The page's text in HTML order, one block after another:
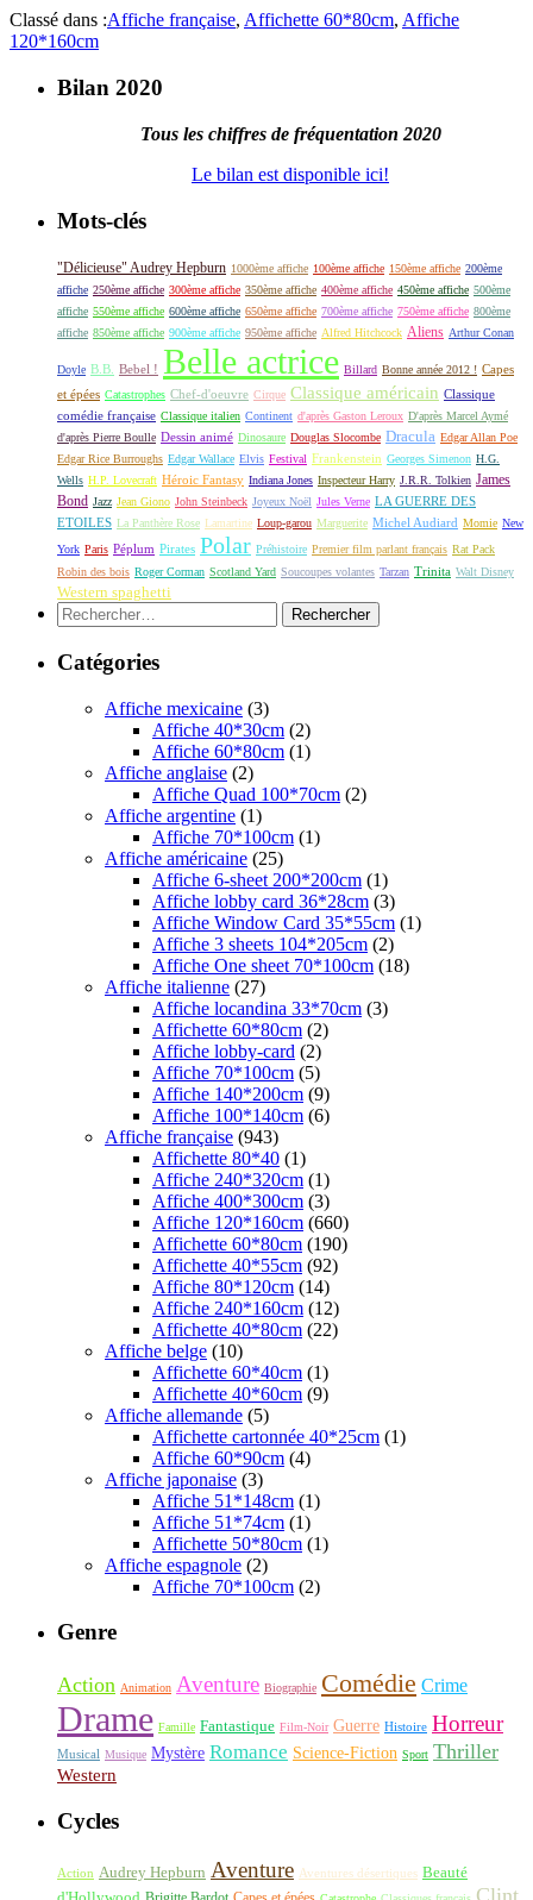
Classé dans :Affiche française, Affichette 60*80cm, Affiche
120*160cm
Bilan 2020
Tous les chiffres de fréquentation 2020
Le bilan est disponible ici!
Mots-clés
"Délicieuse" Audrey Hepburn 1000ème affiche 100ème affiche 150ème affiche 200ème
affiche 250ème affiche 300ème affiche 350ème affiche 400ème affiche 450ème affiche 500ème
affiche 550ème affiche 600ème affiche 650ème affiche 700ème affiche 750ème affiche 800ème
affiche 850ème affiche 900ème affiche 950ème affiche Alfred Hitchcock Aliens Arthur Conan
Doyle B.B. Bebel ! Belle actrice Billard Bonne année 2012 ! Capes
et épées Catastrophes Chef-d'oeuvre Cirque Classique américain Classique
comédie française Classique italien Continent d'après Gaston Leroux D'après Marcel Aymé
d'après Pierre Boulle Dessin animé Dinosaure Douglas Slocombe Dracula Edgar Allan Poe
Edgar Rice Burroughs Edgar Wallace Elvis Festival Frankenstein Georges Simenon H.G.
Wells H.P. Lovecraft Héroic Fantasy Indiana Jones Inspecteur Harry J.R.R. Tolkien James
Bond Jazz Jean Giono John Steinbeck Joyeux Noël Jules Verne LA GUERRE DES
ETOILES La Panthère Rose Lamartine Loup-garou Marguerite Michel Audiard Momie New
York Paris Péplum Pirates Polar Préhistoire Premier film parlant français Rat Pack
Robin des bois Roger Corman Scotland Yard Soucoupes volantes Tarzan Trinita Walt Disney
Western spaghetti
Rechercher :
Catégories
Affiche mexicaine (3)
Affiche 40*30cm (2)
Affiche 60*80cm (1)
Affiche anglaise (2)
Affiche Quad 100*70cm (2)
Affiche argentine (1)
Affiche 70*100cm (1)
Affiche américaine (25)
Affiche 6-sheet 200*200cm (1)
Affiche lobby card 36*28cm (3)
Affiche Window Card 35*55cm (1)
Affiche 3 sheets 104*205cm (2)
Affiche One sheet 70*100cm (18)
Affiche italienne (27)
Affiche locandina 33*70cm (3)
Affichette 60*80cm (2)
Affiche lobby-card (2)
Affiche 70*100cm (5)
Affiche 140*200cm (9)
Affiche 100*140cm (6)
Affiche française (943)
Affichette 80*40 (1)
Affiche 240*320cm (1)
Affiche 400*300cm (3)
Affiche 120*160cm (660)
Affichette 60*80cm (190)
Affichette 40*55cm (92)
Affiche 80*120cm (14)
Affiche 240*160cm (12)
Affichette 40*80cm (22)
Affiche belge (10)
Affichette 60*40cm (1)
Affichette 40*60cm (9)
Affiche allemande (5)
Affichette cartonnée 40*25cm (1)
Affiche 60*90cm (4)
Affiche japonaise (3)
Affiche 51*148cm (1)
Affiche 51*74cm (1)
Affichette 50*80cm (1)
Affiche espagnole (2)
Affiche 70*100cm (2)
Genre
Action Animation Aventure Biographie Comédie Crime
Drame Famille Fantastique Film-Noir Guerre Histoire Horreur
Musical Musique Mystère Romance Science-Fiction Sport Thriller
Western
Cycles
Action Audrey Hepburn Aventure Aventures désertiques Beauté
Clint